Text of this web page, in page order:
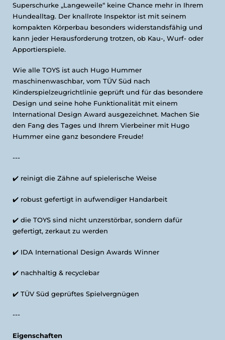
Superschurke „Langeweile“ keine Chance mehr in Ihrem
Hundealltag. Der knallrote Inspektor ist mit seinem
kompakten Körperbau besonders widerstandsfähig und
kann jeder Herausforderung trotzen, ob Kau-, Wurf- oder
Apportierspiele.
Wie alle TOYS ist auch Hugo Hummer
maschinenwaschbar, vom TÜV Süd nach
Kinderspielzeugrichtlinie geprüft und für das besondere
Design und seine hohe Funktionalität mit einem
International Design Award ausgezeichnet. Machen Sie
den Fang des Tages und Ihrem Vierbeiner mit Hugo
Hummer eine ganz besondere Freude!
---
✔️ reinigt die Zähne auf spielerische Weise
✔️ robust gefertigt in aufwendiger Handarbeit
✔️ die TOYS sind nicht unzerstörbar, sondern dafür
gefertigt, zerkaut zu werden
✔️ IDA International Design Awards Winner
✔️ nachhaltig & recyclebar
✔️ TÜV Süd geprüftes Spielvergnügen
---
Eigenschaften